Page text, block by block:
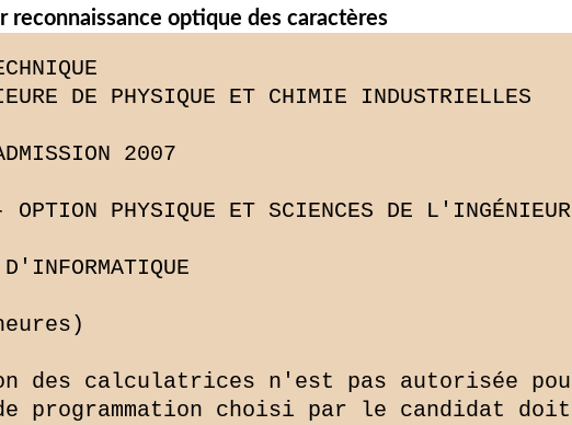
reconnaissance optique des caractères
DE PHYSIQUE ET CHIMIE INDUSTRIELLES
2007
PHYSIQUE ET SCIENCES DE
des calculatrices n'est pas autorisée
programmation choisi par le candidat